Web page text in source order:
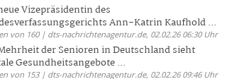
Vizepräsidentin des
Ann-Katrin Kaufhold ...
von 160 | dts-nachrichtenagentur.de, 02.02.26 06:30 Uhr
der Senioren in Deutschland sieht
Gesundheitsangebote ...
von 153 | dts-nachrichtenagentur.de, 02.02.26 09:46 Uhr